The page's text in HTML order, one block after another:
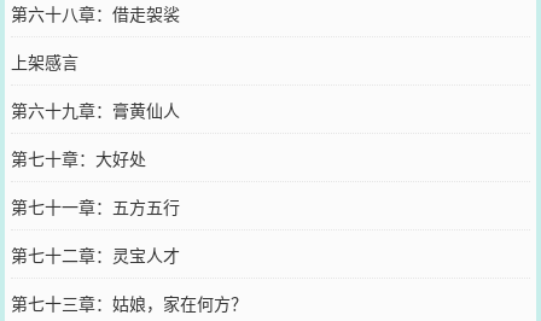
第六十八章：借走袈裟
上架感言
第六十九章：膏黄仙人
第七十章：大好处
第七十一章：五方五行
第七十二章：灵宝人才
第七十三章：姑娘，家在何方？